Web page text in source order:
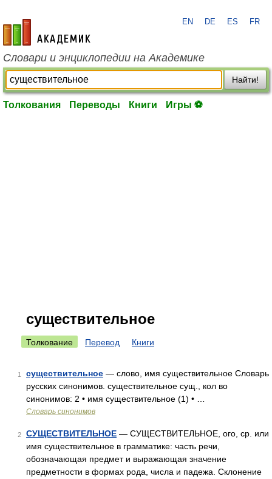
academic.ru
EN DE ES FR
Словари и энциклопедии на Академике
Найти!
Толкования Переводы Книги Игры ⚽
существительное
Толкование Перевод Книги
1 существительное — слово, имя существительное Словарь
русских синонимов. существительное сущ., кол во
синонимов: 2 • имя существительное (1) • …
Словарь синонимов
2 СУЩЕСТВИТЕЛЬНОЕ — СУЩЕСТВИТЕЛЬНОЕ, ого, ср. или
имя существительное в грамматике: часть речи,
обозначающая предмет и выражающая значение
предметности в формах рода, числа и падежа. Склонение